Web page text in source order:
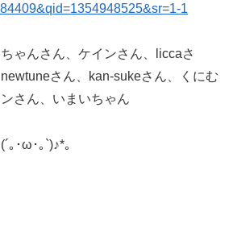
1
ゃんさん、ケインさん、liccaさ
さん、kan-sukeさん、くにむ
さん、いまいちゃん
｡･ω･｡`)♪*。